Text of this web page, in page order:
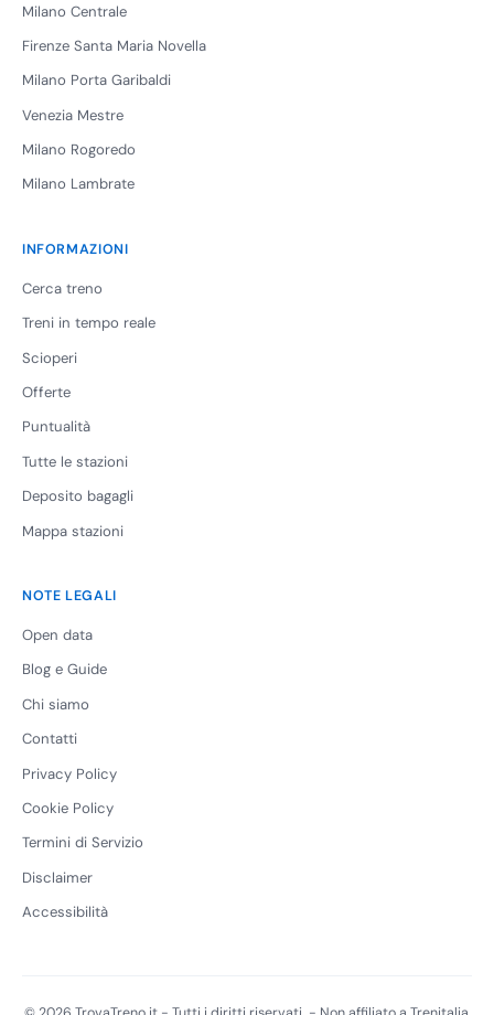
Milano Centrale
Firenze Santa Maria Novella
Milano Porta Garibaldi
Venezia Mestre
Milano Rogoredo
Milano Lambrate
INFORMAZIONI
Cerca treno
Treni in tempo reale
Scioperi
Offerte
Puntualità
Tutte le stazioni
Deposito bagagli
Mappa stazioni
NOTE LEGALI
Open data
Blog e Guide
Chi siamo
Contatti
Privacy Policy
Cookie Policy
Termini di Servizio
Disclaimer
Accessibilità